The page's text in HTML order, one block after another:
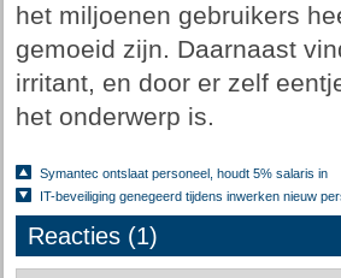
het miljoenen gebruikers
gemoeid zijn. Daarnaast
irritant, en door er zelf
het onderwerp is.
Symantec ontslaat personeel, houdt 5% salaris in
IT-beveiliging genegeerd tijdens inwerken nieuw
Reacties (1)